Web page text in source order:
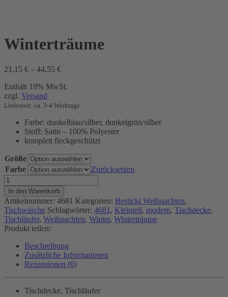
Winterträume
21,15 € – 44,55 €Preisspanne:
bis
Enthält 19% MwSt.
zzgl. Versand
Lieferzeit: ca. 3-4 Werktage
Farbe: dunkelblau/silber, dunkelgrün/silber
Stoff: Satin – 100% Polyester
komplett fleckgeschützt
Größe
Farbe
Zurücksetzen
Winterträume
Menge
In den Warenkorb
Artikelnummer: 4681 Kategorien: Bestickt Weihnachten,
Tischwäsche Schlagwörter: 4681 , Kleinteil, modern, Tischdecke,
Tischläufer, Weihnachten, Winter, Winterträume
Produkt teilen:
Beschreibung
Zusätzliche Informationen
Rezensionen (0)
Tischdecke, Tischläufer